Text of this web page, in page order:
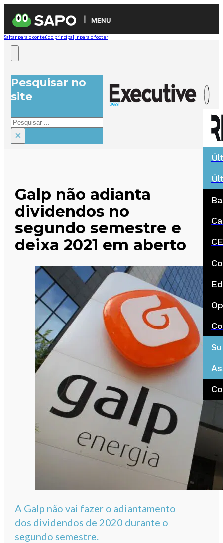
MENU
Saltar para o conteúdo principal Ir para o footer
Pesquisar no
site
Pesquisar
×
Galp não adianta
dividendos no
segundo semestre e
deixa 2021 em aberto
A Galp não vai fazer o adiantamento
dos dividendos de 2020 durante o
segundo semestre.